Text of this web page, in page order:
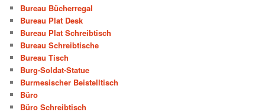
Bureau Bücherregal
Bureau Plat Desk
Bureau Plat Schreibtisch
Bureau Schreibtische
Bureau Tisch
Burg-Soldat-Statue
Burmesischer Beistelltisch
Büro
Büro Schreibtisch